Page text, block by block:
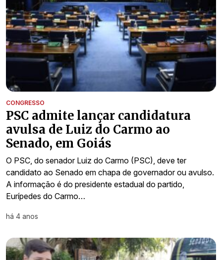
CONGRESSO
PSC admite lançar candidatura
avulsa de Luiz do Carmo ao
Senado, em Goiás
O PSC, do senador Luiz do Carmo (PSC), deve ter
candidato ao Senado em chapa de governador ou avulso.
A informação é do presidente estadual do partido,
Eurípedes do Carmo…
há 4 anos